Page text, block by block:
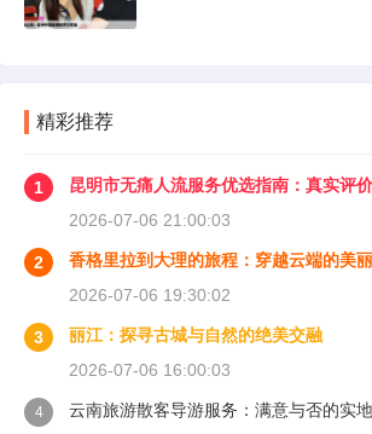
精彩推荐
1
昆明市无痛人流服务优选指南：真实评
2026-07-06 21:00:03
2
香格里拉到大理的旅程：穿越云端的美
2026-07-06 19:30:02
3
丽江：探寻古城与自然的绝美交融
2026-07-06 16:00:03
4
云南旅游散客导游服务：满意与否的实